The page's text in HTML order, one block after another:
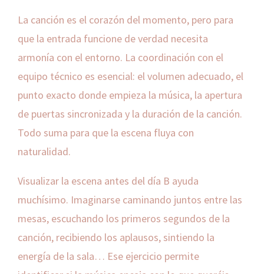
La canción es el corazón del momento, pero para
que la entrada funcione de verdad necesita
armonía con el entorno. La coordinación con el
equipo técnico es esencial: el volumen adecuado, el
punto exacto donde empieza la música, la apertura
de puertas sincronizada y la duración de la canción.
Todo suma para que la escena fluya con
naturalidad.
Visualizar la escena antes del día B ayuda
muchísimo. Imaginarse caminando juntos entre las
mesas, escuchando los primeros segundos de la
canción, recibiendo los aplausos, sintiendo la
energía de la sala… Ese ejercicio permite